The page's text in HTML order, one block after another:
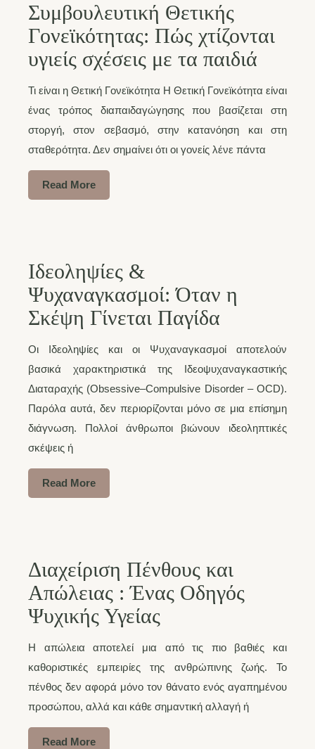
Συμβουλευτική Θετικής
Γονεϊκότητας: Πώς χτίζονται
υγιείς σχέσεις με τα παιδιά
Τι είναι η Θετική Γονεϊκότητα Η Θετική Γονεϊκότητα είναι
ένας τρόπος διαπαιδαγώγησης που βασίζεται στη
στοργή, στον σεβασμό, στην κατανόηση και στη
σταθερότητα. Δεν σημαίνει ότι οι γονείς λένε πάντα
Read More
Ιδεοληψίες &
Ψυχαναγκασμοί: Όταν η
Σκέψη Γίνεται Παγίδα
Οι Ιδεοληψίες και οι Ψυχαναγκασμοί αποτελούν
βασικά χαρακτηριστικά της Ιδεοψυχαναγκαστικής
Διαταραχής (Obsessive–Compulsive Disorder – OCD).
Παρόλα αυτά, δεν περιορίζονται μόνο σε μια επίσημη
διάγνωση. Πολλοί άνθρωποι βιώνουν ιδεοληπτικές
σκέψεις ή
Read More
Διαχείριση Πένθους και
Απώλειας : Ένας Οδηγός
Ψυχικής Υγείας
Η απώλεια αποτελεί μια από τις πιο βαθιές και
καθοριστικές εμπειρίες της ανθρώπινης ζωής. Το
πένθος δεν αφορά μόνο τον θάνατο ενός αγαπημένου
προσώπου, αλλά και κάθε σημαντική αλλαγή ή
Read More